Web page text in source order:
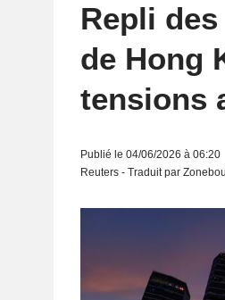
Repli
de Hong
tensions
Publié le 04/06/2026 à 06:20
Reuters - Traduit par